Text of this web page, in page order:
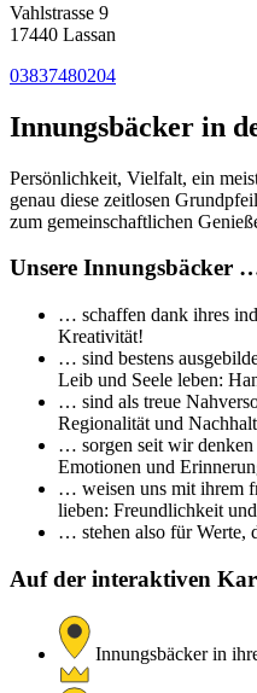
Vahlstrasse 9
17440 Lassan
03837480204
Innungsbäcker in
Persönlichkeit, Vielfalt, ein
genau diese zeitlosen
zum gemeinschaftlichen
Unsere Innungsbäcker
… schaffen dank ihres
Kreativität!
… sind bestens
Leib und Seele leben:
… sind als treue
Regionalität und
… sorgen seit wir denken
Emotionen und
… weisen uns mit ihrem
lieben: Freundlichkeit
… stehen also für Werte,
Auf der interaktiven
Innungsbäcker in